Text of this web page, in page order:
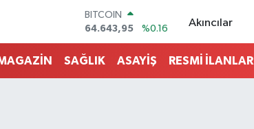
DOLAR
47,6704
%0
EURO
55,0406
%-0.08
Akıncılar
SAĞLIK ASAYİŞ RESMİ İLANLAR